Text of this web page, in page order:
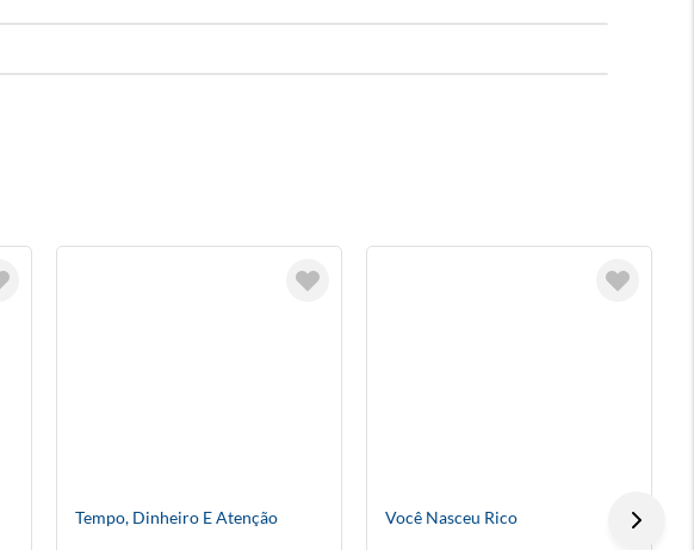
Tempo, Dinheiro E Atenção Você Nasceu Rico